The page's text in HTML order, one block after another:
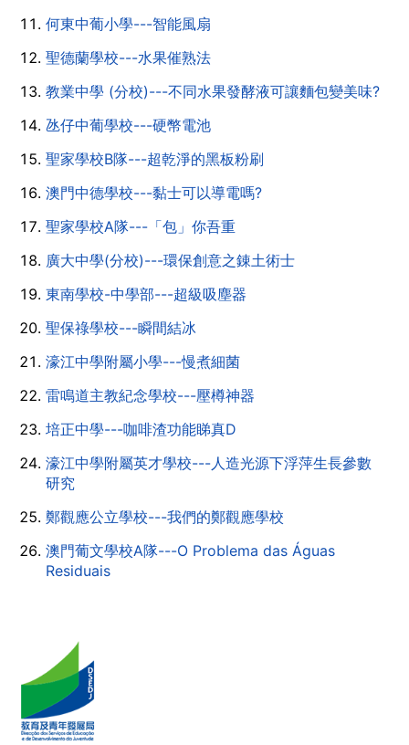
何東中葡小學---智能風扇
聖德蘭學校---水果催熟法
教業中學 (分校)---不同水果發酵液可讓麵包變美味?
氹仔中葡學校---硬幣電池
聖家學校B隊---超乾淨的黑板粉刷
澳門中德學校---黏士可以導電嗎?
聖家學校A隊---「包」你吾重
廣大中學(分校)---環保創意之錬土術士
東南學校-中學部---超級吸塵器
聖保祿學校---瞬間結冰
濠江中學附屬小學---慢煮細菌
雷鳴道主教紀念學校---壓樽神器
培正中學---咖啡渣功能睇真D
濠江中學附屬英才學校---人造光源下浮萍生長參數
研究
鄭觀應公立學校---我們的鄭觀應學校
澳門葡文學校A隊---O Problema das Águas
Residuais